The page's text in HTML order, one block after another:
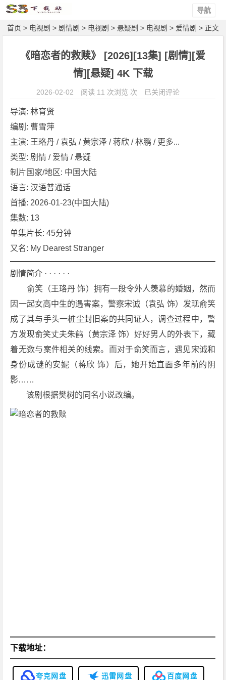
导航
首页 > 电视剧 > 剧情剧 > 电视剧 >悬疑剧 > 电视剧 > 爱情剧 > 正文
《暗恋者的救赎》 [2026][13集] [剧情][爱
情][悬疑] 4K 下载
2026-02-02 阅读 11 次浏览 次
《暗
救
情]
[悬
疑]
4
K
载
已关闭评论
导演: 林育贤
编剧: 曹雪萍
主演: 王珞丹 / 袁弘 / 黄宗泽 / 蒋欣 / 林鹏 / 更多...
类型: 剧情 / 爱情 / 悬疑
制片国家/地区: 中国大陆
语言: 汉语普通话
首播: 2026-01-23(中国大陆)
集数: 13
单集片长: 45分钟
又名: My Dearest Stranger
剧情简介 · · · · · ·
俞笑（王珞丹 饰）拥有一段令外人羡慕的婚姻，然而
因一起女高中生的遇害案，警察宋诚（袁弘 饰）发现俞笑
成了其与手头一桩尘封旧案的共同证人，调查过程中，警
方发现俞笑丈夫朱鹤（黄宗泽 饰）好好男人的外表下，藏
着无数与案件相关的线索。而对于俞笑而言，遇见宋诚和
身份成谜的安妮（蒋欣 饰）后，她开始直面多年前的阴
影……
该剧根据樊树的同名小说改编。
下载地址：
夸克网盘 迅雷网盘 百度网盘